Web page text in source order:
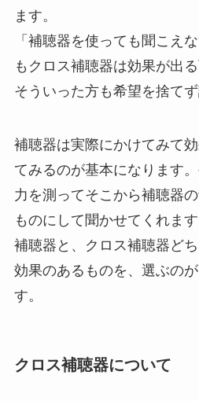
ます。
「補聴器を使っても聞こえ
もクロス補聴器は効果が出
そういった方も希望を捨て
補聴器は実際にかけてみて
てみるのが基本になります
力を測ってそこから補聴器
ものにして聞かせてくれます
補聴器と、クロス補聴器ど
効果のあるものを、選ぶの
す。
クロス補聴器について